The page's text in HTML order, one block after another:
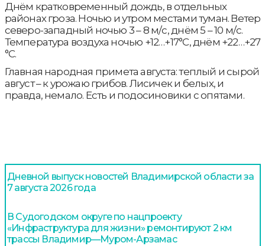
Днём кратковременный дождь, в отдельных
районах гроза. Ночью и утром местами туман. Ветер
северо-западный ночью 3 – 8 м/с, днём 5 – 10 м/с.
Температура воздуха ночью +12…+17°С, днём +22…+27
°С.
Главная народная примета августа: теплый и сырой
август – к урожаю грибов. Лисичек и белых, и
правда, немало. Есть и подосиновики с опятами.
Дневной выпуск новостей Владимирской области за
7 августа 2026 года
В Судогодском округе по нацпроекту
«Инфраструктура для жизни» ремонтируют 2 км
трассы Владимир—Муром-Арзамас